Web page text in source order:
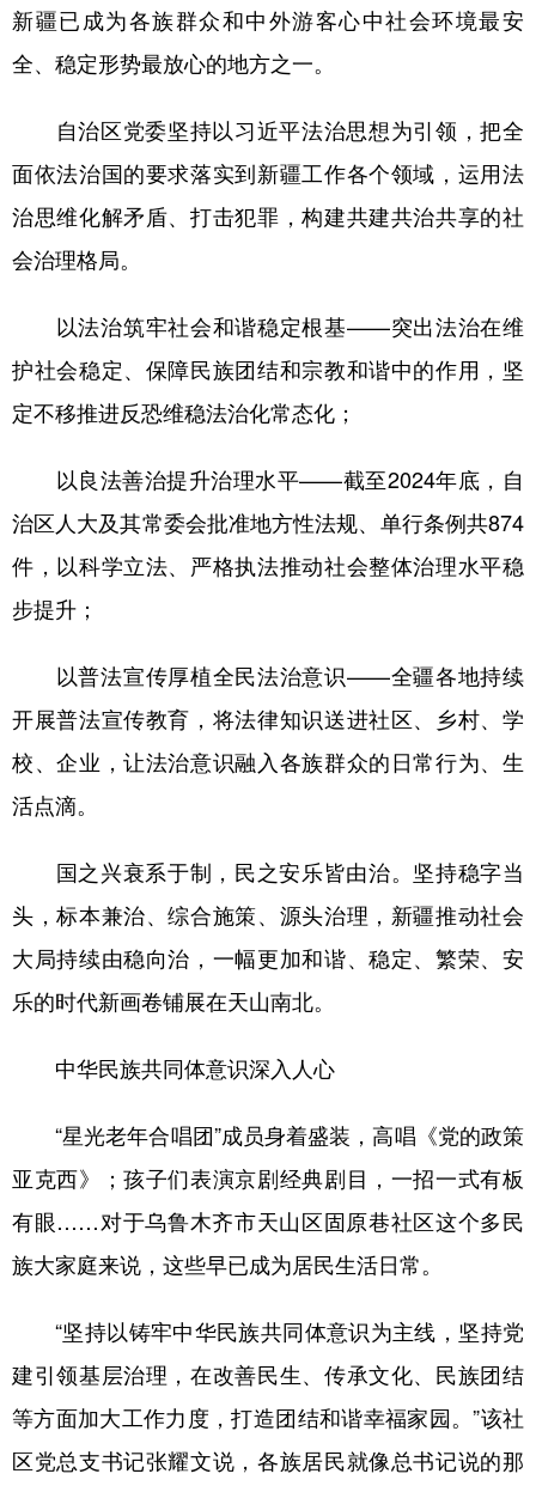
新疆已成为各族群众和中外游客心中社会环境最安
全、稳定形势最放心的地方之一。
自治区党委坚持以习近平法治思想为引领，把全
面依法治国的要求落实到新疆工作各个领域，运用法
治思维化解矛盾、打击犯罪，构建共建共治共享的社
会治理格局。
以法治筑牢社会和谐稳定根基——突出法治在维
护社会稳定、保障民族团结和宗教和谐中的作用，坚
定不移推进反恐维稳法治化常态化；
以良法善治提升治理水平——截至2024年底，自
治区人大及其常委会批准地方性法规、单行条例共874
件，以科学立法、严格执法推动社会整体治理水平稳
步提升；
以普法宣传厚植全民法治意识——全疆各地持续
开展普法宣传教育，将法律知识送进社区、乡村、学
校、企业，让法治意识融入各族群众的日常行为、生
活点滴。
国之兴衰系于制，民之安乐皆由治。坚持稳字当
头，标本兼治、综合施策、源头治理，新疆推动社会
大局持续由稳向治，一幅更加和谐、稳定、繁荣、安
乐的时代新画卷铺展在天山南北。
中华民族共同体意识深入人心
“星光老年合唱团”成员身着盛装，高唱《党的政策
亚克西》；孩子们表演京剧经典剧目，一招一式有板
有眼……对于乌鲁木齐市天山区固原巷社区这个多民
族大家庭来说，这些早已成为居民生活日常。
“坚持以铸牢中华民族共同体意识为主线，坚持党
建引领基层治理，在改善民生、传承文化、民族团结
等方面加大工作力度，打造团结和谐幸福家园。”该社
区党总支书记张耀文说，各族居民就像总书记说的那